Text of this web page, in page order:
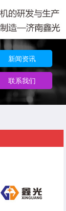
新闻资讯
联系我们